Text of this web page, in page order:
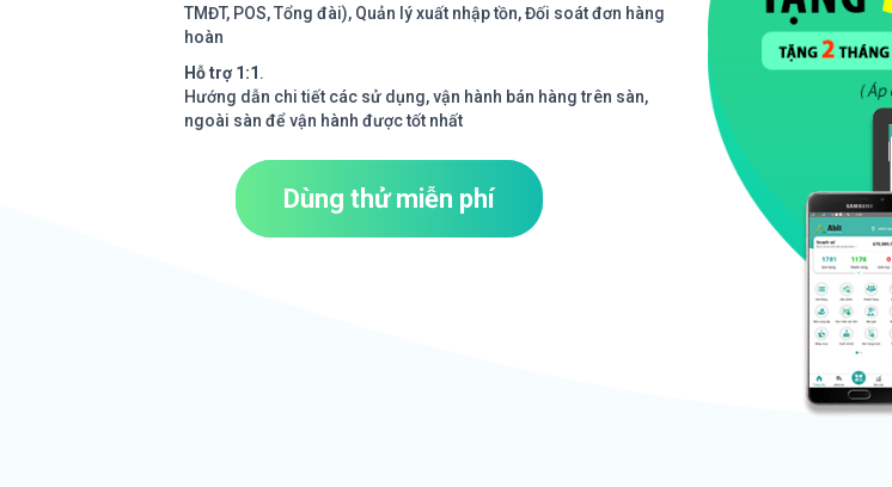
TMĐT, POS, Tổng đài), Quản lý xuất nhập tồn, Đối soát đơn hàng
hoàn
Hỗ trợ 1:1 .
Hướng dẫn chi tiết các sử dụng, vận hành bán hàng trên sàn,
ngoài sàn để vận hành được tốt nhất
Dùng thử miễn phí